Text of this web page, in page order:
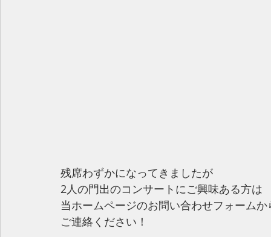
残席わずかになってきましたが
2人の門出のコンサートにご興味ある方は
当ホームページのお問い合わせフォームか
ご連絡ください！